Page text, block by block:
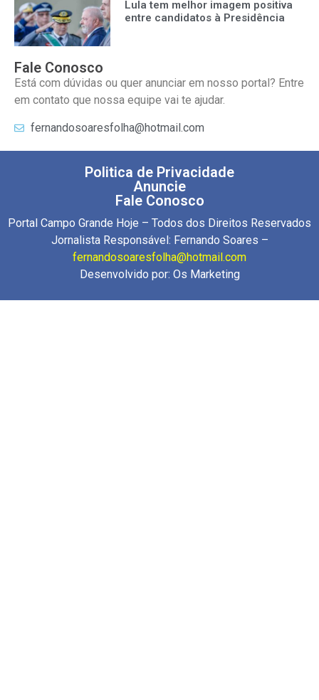
Lula tem melhor imagem positiva
entre candidatos à Presidência
Fale Conosco
Está com dúvidas ou quer anunciar em nosso portal? Entre
em contato que nossa equipe vai te ajudar.
fernandosoaresfolha@hotmail.com
Politica de Privacidade
Anuncie
Fale Conosco
Portal Campo Grande Hoje – Todos dos Direitos Reservados
Jornalista Responsável: Fernando Soares –
fernandosoaresfolha@hotmail.com
Desenvolvido por: Os Marketing